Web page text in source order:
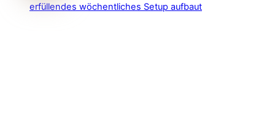
erfüllendes wöchentliches Setup aufbaut